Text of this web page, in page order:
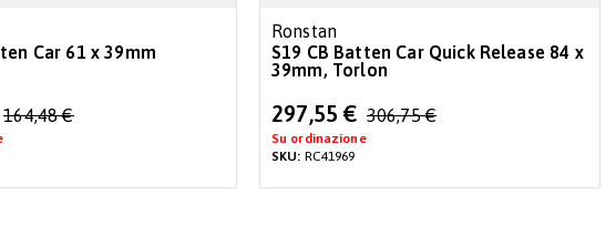
Car 61 x 39mm
164,48 €
Ronstan
S19 CB Batten Car Quick Release 84 x
39mm, Torlon
Special
Price
297,55 € 306,75 €
Su ordinazione
SKU: RC41969